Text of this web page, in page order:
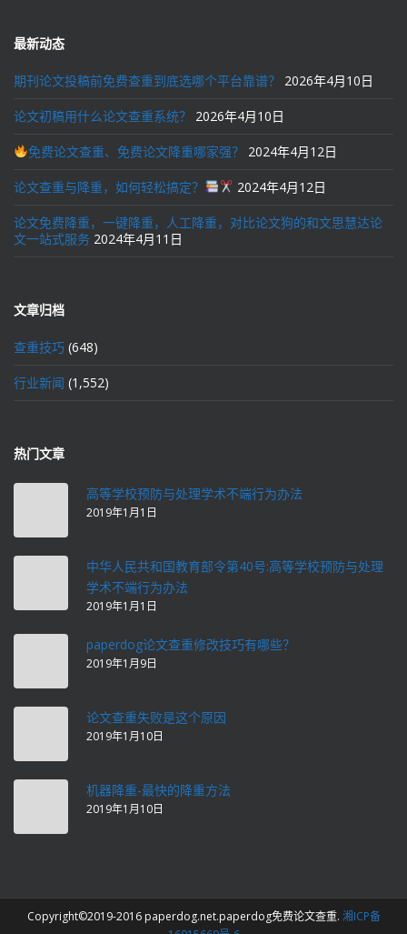
最新动态
期刊论文投稿前免费查重到底选哪个平台靠谱？ 2026年4月10日
论文初稿用什么论文查重系统？ 2026年4月10日
免费论文查重、免费论文降重哪家强？ 2024年4月12日
论文查重与降重，如何轻松搞定？ 2024年4月12日
论文免费降重，一键降重，人工降重，对比论文狗的和文思慧达论
文一站式服务 2024年4月11日
文章归档
查重技巧 (648)
行业新闻 (1,552)
热门文章
高等学校预防与处理学术不端行为办法
2019年1月1日
中华人民共和国教育部令第40号:高等学校预防与处理
学术不端行为办法
2019年1月1日
paperdog论文查重修改技巧有哪些？
2019年1月9日
论文查重失败是这个原因
2019年1月10日
机器降重-最快的降重方法
2019年1月10日
Copyright©2019-2016 paperdog.net.paperdog免费论文查重. 湘ICP备